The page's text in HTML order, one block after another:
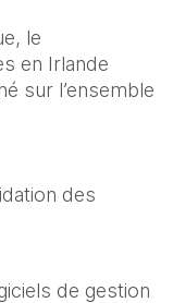
le
en Irlande
sur l’ensemble
des
de gestion